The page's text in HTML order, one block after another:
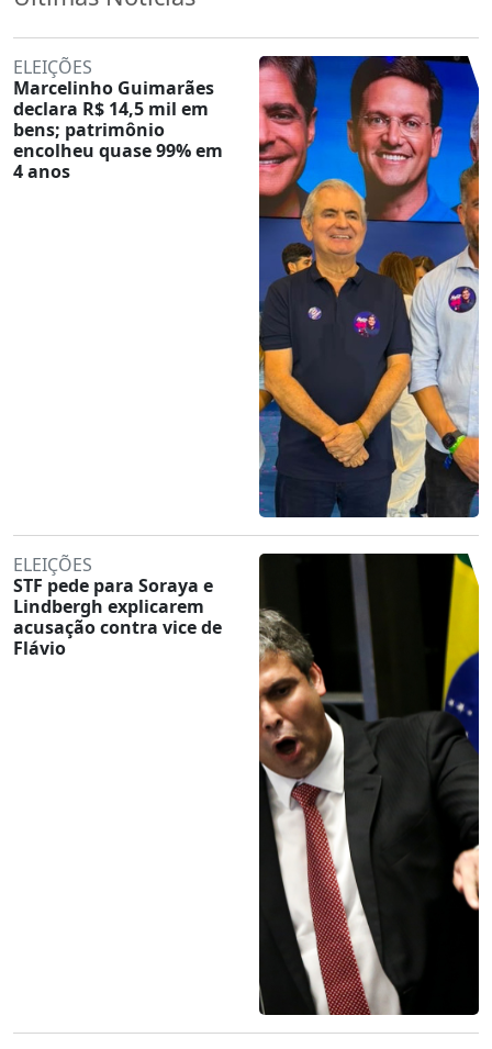
ELEIÇÕES
Marcelinho Guimarães
declara R$ 14,5 mil em
bens; patrimônio
encolheu quase 99% em
4 anos
ELEIÇÕES
STF pede para Soraya e
Lindbergh explicarem
acusação contra vice de
Flávio